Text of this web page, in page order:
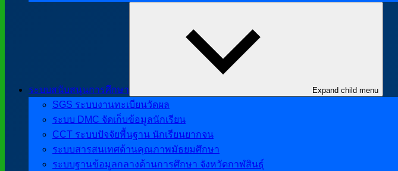
ระบบสนับสนุนการศึกษา Expand child menu
SGS ระบบงานทะเบียนวัดผล
ระบบ DMC จัดเก็บข้อมูลนักเรียน
CCT ระบบปัจจัยพื้นฐาน นักเรียนยากจน
ระบบสารสนเทศด้านคุณภาพมัธยมศึกษา
ระบบฐานข้อมูลกลางด้านการศึกษา จังหวัดกาฬสินธุ์